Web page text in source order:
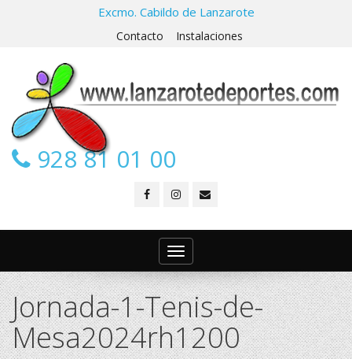
Excmo. Cabildo de Lanzarote
Contacto Instalaciones
928 81 01 00
Toggle
navigation
Jornada-1-Tenis-de-
Mesa2024rh1200